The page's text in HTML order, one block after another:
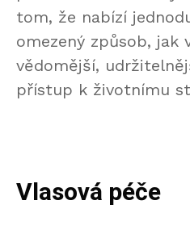
tom, že nabízí
omezený způsob, jak
vědomější,
přístup k životnímu
Vlasová péče